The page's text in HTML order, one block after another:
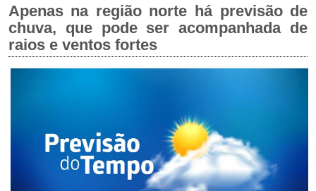
Apenas na região norte há previsão de
chuva, que pode ser acompanhada de
raios e ventos fortes